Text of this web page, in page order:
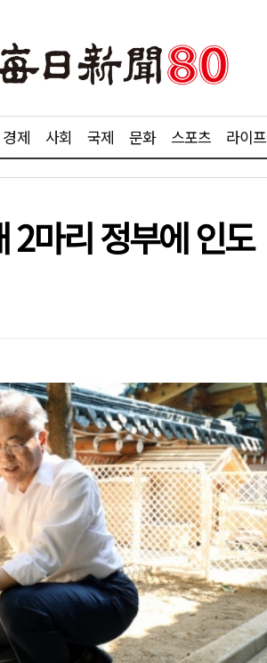
경제 사회 국제 문화 스포츠 라이프
마리 정부에 인도